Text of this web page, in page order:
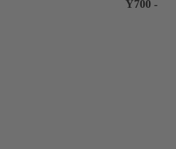
Y700 -